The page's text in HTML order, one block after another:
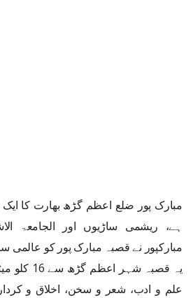
مبارک پور ضلع اعظم گڑھ بھارت کا
ہے، ریشمی ساڑیوں اور الجامعۃ
مبارکپور نے قصبہ مبارک پور کو
یہ قصبہ
علم و ادب، شعر و سخن، اخلاق و کردار،